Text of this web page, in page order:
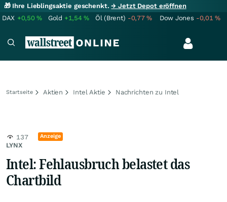
🎁 Ihre Lieblingsaktie geschenkt.→ Jetzt Depot eröffnen
DAX +0,50% Gold +1,54% Öl (Brent) -0,77% Dow Jones -0,01%
Startseite Aktien Intel Aktie Nachrichten zu Intel
LYNX
137 Anzeige
Intel: Fehlausbruch belastet das
Chartbild